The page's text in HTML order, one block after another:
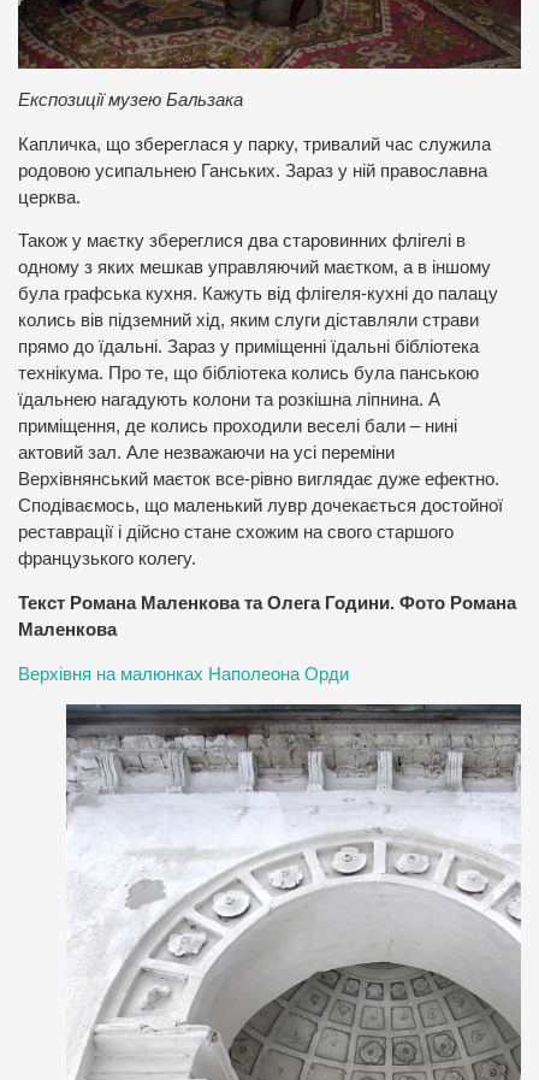
Експозиції музею Бальзака
Капличка, що збереглася у парку, тривалий час служила
родовою усипальнею Ганських. Зараз у ній православна
церква.
Також у маєтку збереглися два старовинних флігелі в
одному з яких мешкав управляючий маєтком, а в іншому
була графська кухня. Кажуть від флігеля-кухні до палацу
колись вів підземний хід, яким слуги діставляли страви
прямо до їдальні. Зараз у приміщенні їдальні бібліотека
технікума. Про те, що бібліотека колись була панською
їдальнею нагадують колони та розкішна ліпнина. А
приміщення, де колись проходили веселі бали – нині
актовий зал. Але незважаючи на усі переміни
Верхівнянський маєток все-рівно виглядає дуже ефектно.
Сподіваємось, що маленький лувр дочекається достойної
реставрації і дійсно стане схожим на свого старшого
французького колегу.
Текст Романа Маленкова та Олега Години. Фото Романа
Маленкова
Верхівня на малюнках Наполеона Орди